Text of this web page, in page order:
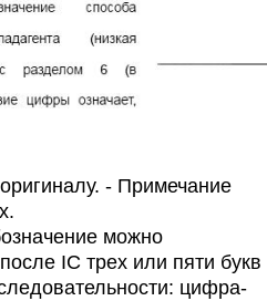
- Примечание
можно
IC трех или пяти букв
цифра-